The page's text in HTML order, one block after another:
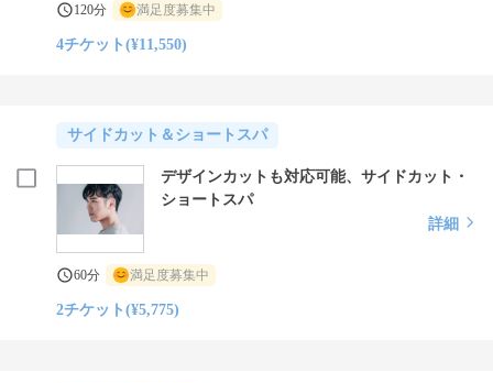
120分 満足度募集中
4チケット(¥11,550)
サイドカット＆ショートスパ
デザインカットも対応可能、サイドカット・
ショートスパ
詳細
60分 満足度募集中
2チケット(¥5,775)